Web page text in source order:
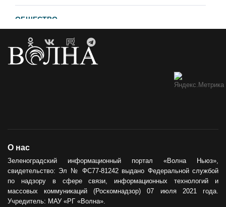
ОБЩЕСТВО
21.04.2023
Сила тыла
30.05.2024
О нас
Зеленоградский информационный портал «Волна Ньюз»,
свидетельство: Эл № ФС77-81242 выдано Федеральной службой
по надзору в сфере связи, информационных технологий и
массовых коммуникаций (Роскомнадзор) 07 июля 2021 года.
Учредитель: МАУ «РГ «Волна».